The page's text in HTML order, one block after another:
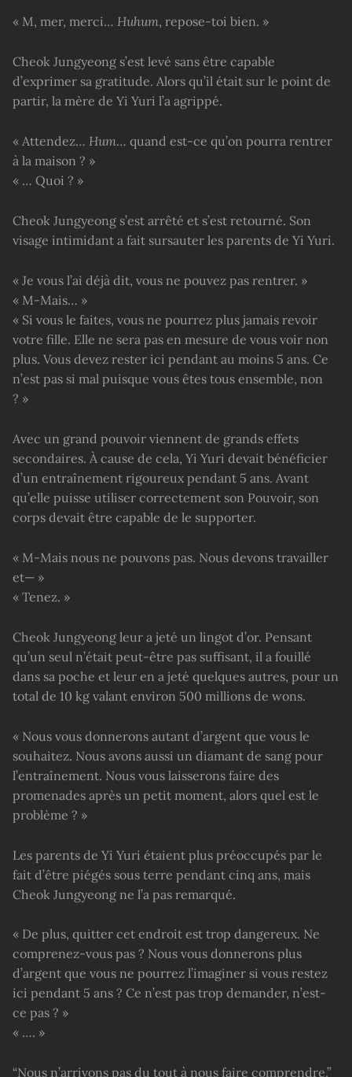
« M, mer, merci… Huhum, repose-toi bien. »
Cheok Jungyeong s’est levé sans être capable
d’exprimer sa gratitude. Alors qu’il était sur le point de
partir, la mère de Yi Yuri l’a agrippé.
« Attendez… Hum… quand est-ce qu’on pourra rentrer
à la maison ? »
« … Quoi ? »
Cheok Jungyeong s’est arrêté et s’est retourné. Son
visage intimidant a fait sursauter les parents de Yi Yuri.
« Je vous l’ai déjà dit, vous ne pouvez pas rentrer. »
« M-Mais… »
« Si vous le faites, vous ne pourrez plus jamais revoir
votre fille. Elle ne sera pas en mesure de vous voir non
plus. Vous devez rester ici pendant au moins 5 ans. Ce
n’est pas si mal puisque vous êtes tous ensemble, non
? »
Avec un grand pouvoir viennent de grands effets
secondaires. À cause de cela, Yi Yuri devait bénéficier
d’un entraînement rigoureux pendant 5 ans. Avant
qu’elle puisse utiliser correctement son Pouvoir, son
corps devait être capable de le supporter.
« M-Mais nous ne pouvons pas. Nous devons travailler
et— »
« Tenez. »
Cheok Jungyeong leur a jeté un lingot d’or. Pensant
qu’un seul n’était peut-être pas suffisant, il a fouillé
dans sa poche et leur en a jeté quelques autres, pour un
total de 10 kg valant environ 500 millions de wons.
« Nous vous donnerons autant d’argent que vous le
souhaitez. Nous avons aussi un diamant de sang pour
l’entraînement. Nous vous laisserons faire des
promenades après un petit moment, alors quel est le
problème ? »
Les parents de Yi Yuri étaient plus préoccupés par le
fait d’être piégés sous terre pendant cinq ans, mais
Cheok Jungyeong ne l’a pas remarqué.
« De plus, quitter cet endroit est trop dangereux. Ne
comprenez-vous pas ? Nous vous donnerons plus
d’argent que vous ne pourrez l’imaginer si vous restez
ici pendant 5 ans ? Ce n’est pas trop demander, n’est-
ce pas ? »
« …. »
“Nous n’arrivons pas du tout à nous faire comprendre.”